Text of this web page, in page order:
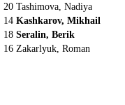
20 Tashimova, Nadiya
14 Kashkarov, Mikhail
18 Seralin, Berik
16 Zakarlyuk, Roman